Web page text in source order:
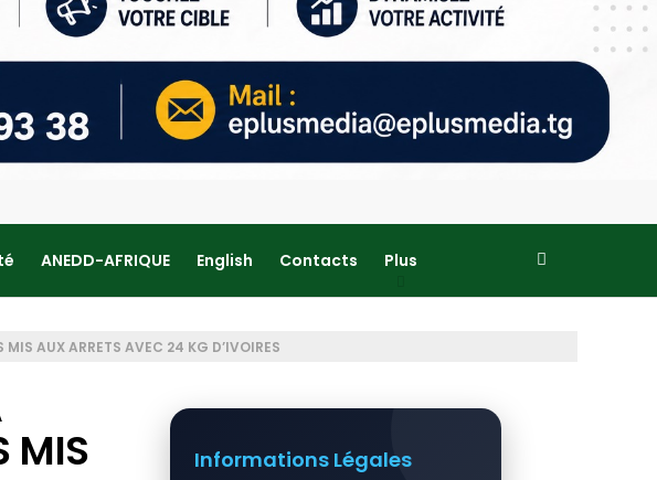
ANEDD-AFRIQUE English Contacts Plus
AUX ARRETS AVEC 24 KG D’IVOIRES
MIS Informations Légales